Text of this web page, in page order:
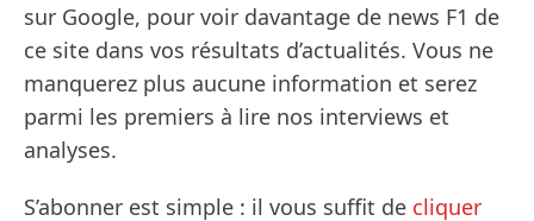
sur Google, pour voir davantage de news F1 de
ce site dans vos résultats d’actualités. Vous ne
manquerez plus aucune information et serez
parmi les premiers à lire nos interviews et
analyses.
S’abonner est simple : il vous suffit de cliquer